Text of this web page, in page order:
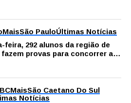
MaisSão PauloÚltimas Notícias
feira, 292 alunos da região de
fazem provas para concorrer a
internacional
MaisSão Caetano Do Sul
Notícias